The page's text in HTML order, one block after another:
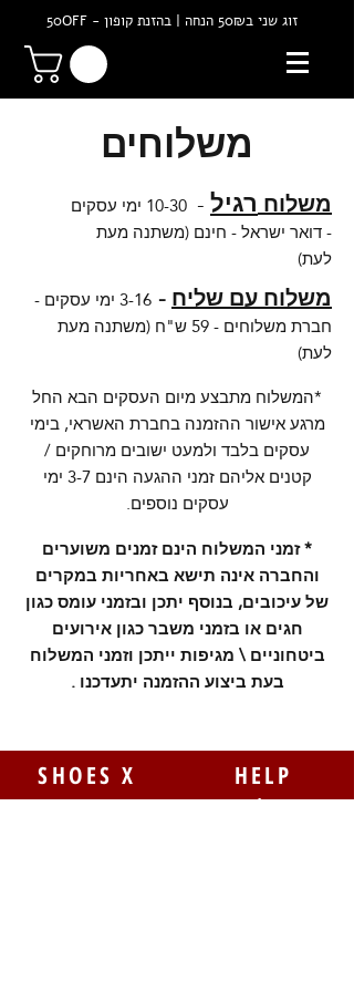
זוג שני ב50₪ הנחה | בהזנת קופון - 50OFF
משלוחים
משלוחרגיל-
- דואר ישראל -חינם (משתנה מעת
לעת)
משלוח עםשליח-
3-16 ימי עסקים -
חברת משלוחים - 59 ש"ח (משתנה מעת
לעת)
*המשלוח מתבצע מיום העסקים הבא החל
מרגע אישור ההזמנה בחברת האשראי, בימי
עסקים בלבד ולמעט ישובים מרוחקים /
קטנים אליהם זמני ההגעה הינם 3-7 ימי
עסקים נוספים.
* זמני המשלוח הינם זמנים משוערים
והחברה אינה תישא באחריות במקרים
של עיכובים, בנוסף יתכן ובזמני עומס כגון
חגים או בזמני משבר כגון אירועים
ביטחוניים \ מגיפות ייתכן וזמני המשלוח
בעת ביצוע ההזמנה יתעדכנו .
HELP
החלפות
SHOES X
צור קשר